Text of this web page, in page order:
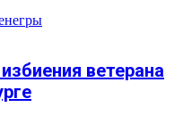
негры
ветерана